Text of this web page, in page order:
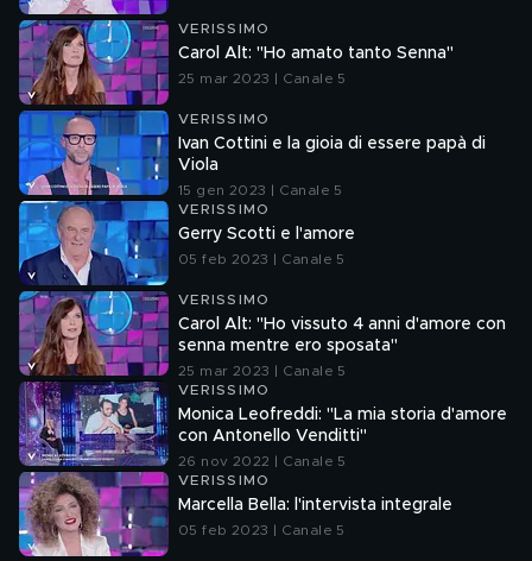
VERISSIMO
Carol Alt: "Ho amato tanto Senna"
25 mar 2023 | Canale 5
VERISSIMO
Ivan Cottini e la gioia di essere papà di
Viola
15 gen 2023 | Canale 5
VERISSIMO
Gerry Scotti e l'amore
05 feb 2023 | Canale 5
VERISSIMO
Carol Alt: "Ho vissuto 4 anni d'amore con
senna mentre ero sposata"
25 mar 2023 | Canale 5
VERISSIMO
Monica Leofreddi: "La mia storia d'amore
con Antonello Venditti"
26 nov 2022 | Canale 5
VERISSIMO
Marcella Bella: l'intervista integrale
05 feb 2023 | Canale 5